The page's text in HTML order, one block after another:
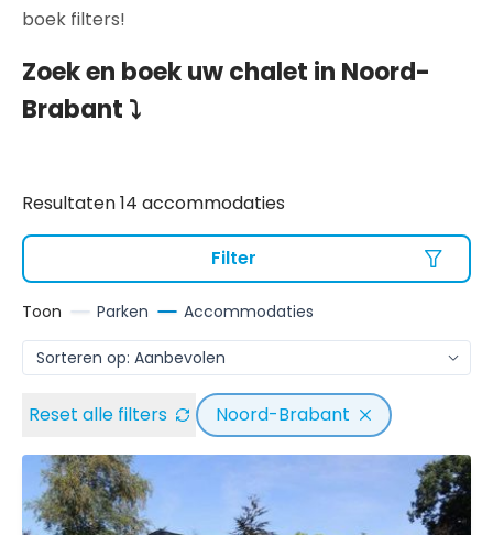
boek filters!
Zoek en boek uw chalet in Noord-
Brabant ⤵
Resultaten 14 accommodaties
Filter
Toon Parken Accommodaties
Reset alle filters Noord-Brabant